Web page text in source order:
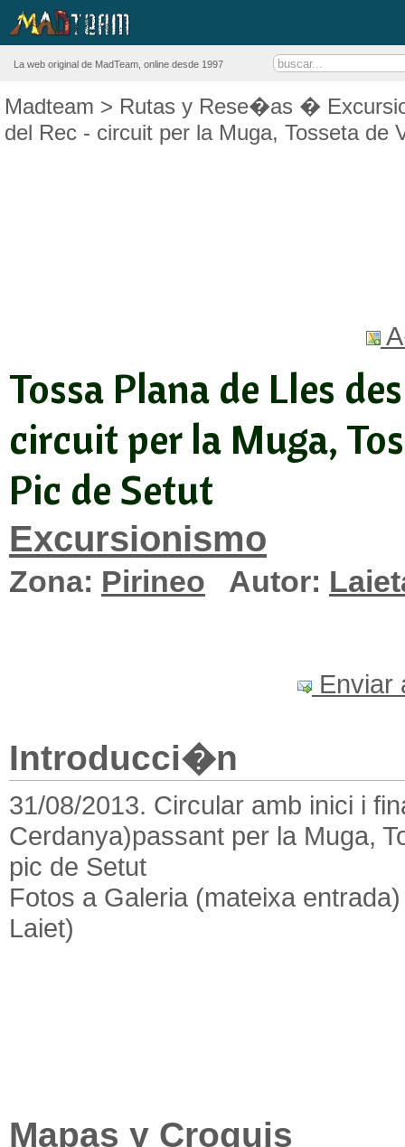
La web original de MadTeam, online desde 1997
Madteam > Rutas y Rese�as �
del Rec - circuit per la Muga, Tosseta de
Tossa Plana de Lles
circuit per la Muga,
Pic de Setut
Excursionismo
Zona: Pirineo Autor:
Enviar
Introducci�n
31/08/2013. Circular amb inici i
Cerdanya)passant per la Muga,
pic de Setut
Fotos a Galeria (mateixa
Laiet)
Mapas y Croquis